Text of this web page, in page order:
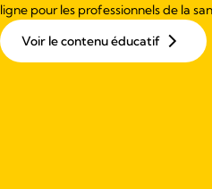
ligne pour les professionnels de la
Voir le contenu éducatif